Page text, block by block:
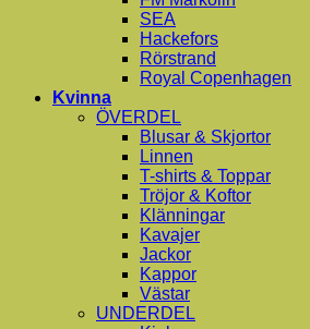
SEA
Hackefors
Rörstrand
Royal Copenhagen
Kvinna
ÖVERDEL
Blusar & Skjortor
Linnen
T-shirts & Toppar
Tröjor & Koftor
Klänningar
Kavajer
Jackor
Kappor
Västar
UNDERDEL